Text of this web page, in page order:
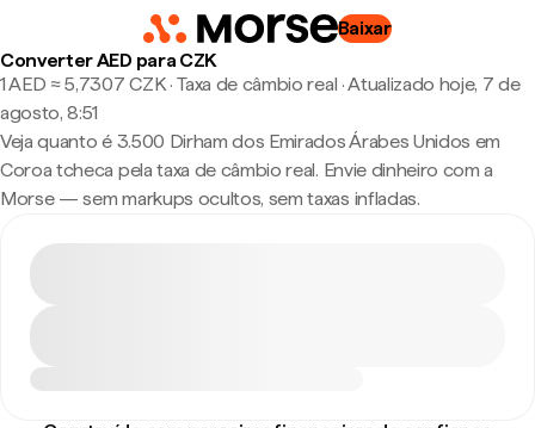
Baixar
Converter AED para CZK
1 AED ≈ 5,7307 CZK · Taxa de câmbio real ·Atualizado hoje, 7 de
agosto, 8:51
Veja quanto é 3.500 Dirham dos Emirados Árabes Unidos em
Coroa tcheca pela taxa de câmbio real. Envie dinheiro com a
Morse — sem markups ocultos, sem taxas infladas.